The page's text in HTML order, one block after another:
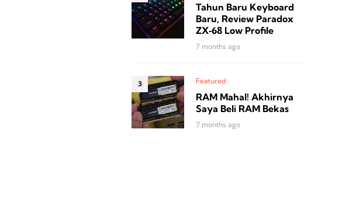
Tahun Baru Keyboard
Baru, Review Paradox
ZX‑68 Low Profile
7 months ago
Featured
RAM Mahal! Akhirnya
Saya Beli RAM Bekas
7 months ago